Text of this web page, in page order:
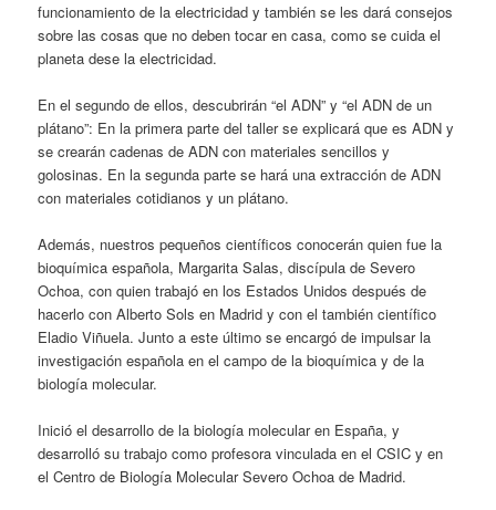
funcionamiento de la electricidad y también se les dará consejos
sobre las cosas que no deben tocar en casa, como se cuida el
planeta dese la electricidad.
En el segundo de ellos, descubrirán “el ADN” y “el ADN de un
plátano”: En la primera parte del taller se explicará que es ADN y
se crearán cadenas de ADN con materiales sencillos y
golosinas. En la segunda parte se hará una extracción de ADN
con materiales cotidianos y un plátano.
Además, nuestros pequeños científicos conocerán quien fue la
bioquímica española, Margarita Salas, discípula de Severo
Ochoa, con quien trabajó en los Estados Unidos después de
hacerlo con Alberto Sols en Madrid y con el también científico
Eladio Viñuela. Junto a este último se encargó de impulsar la
investigación española en el campo de la bioquímica y de la
biología molecular.
Inició el desarrollo de la biología molecular en España, y
desarrolló su trabajo como profesora vinculada en el CSIC y en
el Centro de Biología Molecular Severo Ochoa de Madrid.